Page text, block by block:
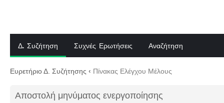
Δ. Συζήτηση Συχνές Ερωτήσεις Αναζήτηση
Ευρετήριο Δ. Συζήτησης ‹ Πίνακας Ελέγχου Μέλους
Αποστολή μηνύματος ενεργοποίησης